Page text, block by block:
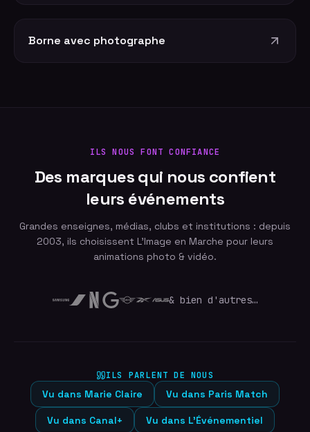
Borne avec photographe
ILS NOUS FONT CONFIANCE
Des marques qui nous confient
leurs événements
Grandes enseignes, médias, clubs et institutions : depuis
2003, ils choisissent L'Image en Marche pour leurs
animations photo & vidéo.
& bien d'autres…
ILS PARLENT DE NOUS
Vu dans Marie Claire Vu dans Paris Match
Vu dans Canal+ Vu dans L'Événementiel